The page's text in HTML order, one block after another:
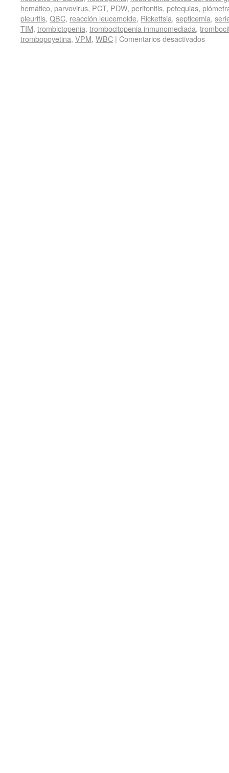
hemático, parvovirus, PCT, PDW, peritonitis, petequias,
pleuritis, QBC, reacción leucemoide, Rickettsia, septicemia,
TIM, trombictopenia, trombocitopenia inmunomediada,
trombopoyetina, VPM, WBC | Comentarios desactivados